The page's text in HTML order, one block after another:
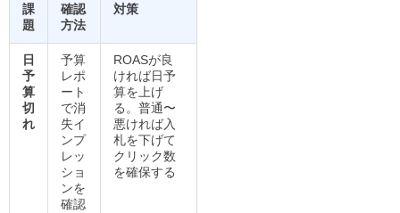
課
題
確認
方法
対策
日
予
算
切
れ
予算
レポ
ート
で消
失イ
ンプ
レッ
ショ
ンを
確認
ROASが良
ければ日予
算を上げ
る。普通〜
悪ければ入
札を下げて
クリック数
を確保する